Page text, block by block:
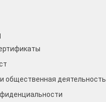
общественная деятельность